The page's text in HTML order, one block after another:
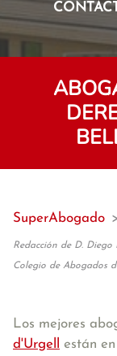
SuperAbogado
Redacción de D. Diego
Colegio de Abogados
Los mejores
d'Urgell
están